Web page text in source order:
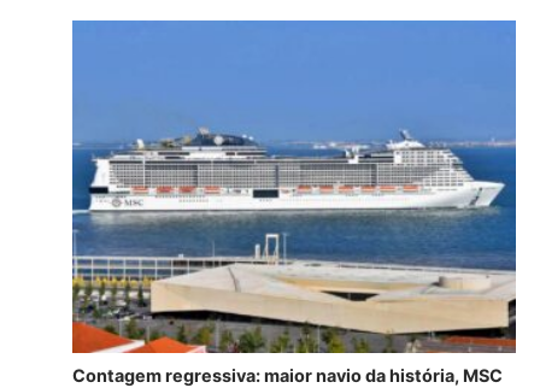
Contagem regressiva: maior navio da história, MSC